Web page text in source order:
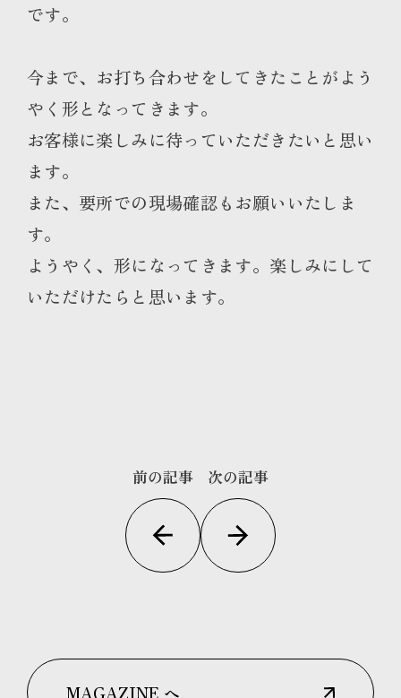
です。
今まで、お打ち合わせをしてきたことがよう
やく形となってきます。
お客様に楽しみに待っていただきたいと思い
ます。
また、要所での現場確認もお願いいたしま
す。
ようやく、形になってきます。楽しみにして
いただけたらと思います。
前の記事 次の記事
MAGAZINE へ